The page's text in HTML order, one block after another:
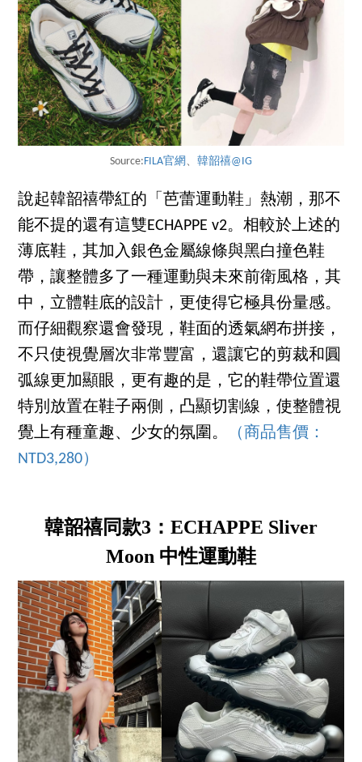
Source:FILA官網、 韓韶禧@IG
說起韓韶禧帶紅的「芭蕾運動鞋」熱潮，那不
能不提的還有這雙ECHAPPE v2。相較於上述的
薄底鞋，其加入銀色金屬線條與黑白撞色鞋
帶，讓整體多了一種運動與未來前衛風格，其
中，立體鞋底的設計，更使得它極具份量感。
而仔細觀察還會發現，鞋面的透氣網布拼接，
不只使視覺層次非常豐富，還讓它的剪裁和圓
弧線更加顯眼，更有趣的是，它的鞋帶位置還
特別放置在鞋子兩側，凸顯切割線，使整體視
覺上有種童趣、少女的氛圍。
（商品售價：
NTD3,280）
韓韶禧同款3：ECHAPPE Sliver
Moon 中性運動鞋